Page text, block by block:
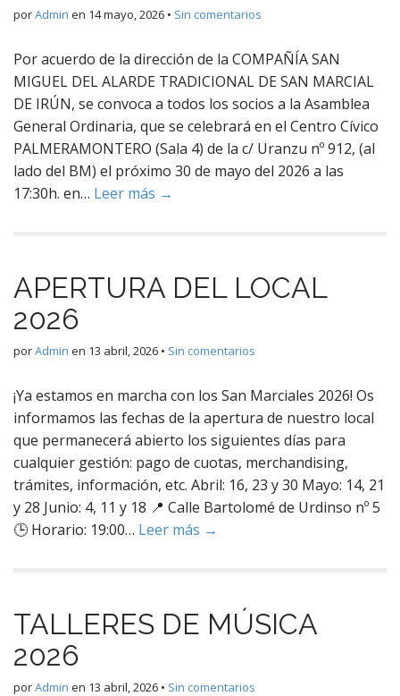
porAdmin en 14 mayo, 2026 • Sin comentarios
Por acuerdo de la dirección de la COMPAÑÍA SAN
MIGUEL DEL ALARDE TRADICIONAL DE SAN MARCIAL
DE IRÚN, se convoca a todos los socios a la Asamblea
General Ordinaria, que se celebrará en el Centro Cívico
PALMERAMONTERO (Sala 4) de la c/ Uranzu nº 912, (al
lado del BM) el próximo 30 de mayo del 2026 a las
17:30h. en… Leer más →
APERTURA DEL LOCAL
2026
porAdmin en 13 abril, 2026 • Sin comentarios
¡Ya estamos en marcha con los San Marciales 2026! Os
informamos las fechas de la apertura de nuestro local
que permanecerá abierto los siguientes días para
cualquier gestión: pago de cuotas, merchandising,
trámites, información, etc. Abril: 16, 23 y 30 Mayo: 14, 21
y 28 Junio: 4, 11 y 18 📍 Calle Bartolomé de Urdinso nº 5
🕒 Horario: 19:00… Leer más →
TALLERES DE MÚSICA
2026
porAdmin en 13 abril, 2026 • Sin comentarios